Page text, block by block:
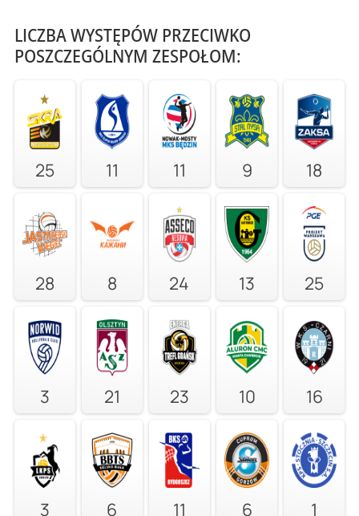
LICZBA WYSTĘPÓW PRZECIWKO
POSZCZEGÓLNYM ZESPOŁOM:
25 11 11 9 18
28 8 24 13 25
3 21 23 10 16
3 6 11 6 1